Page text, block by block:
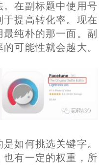
在副标题中使用号
提高转化率。现在
纯朴的那一面。副
可能性就会越大。
如何挑选关键字。
也有一定的权重，所